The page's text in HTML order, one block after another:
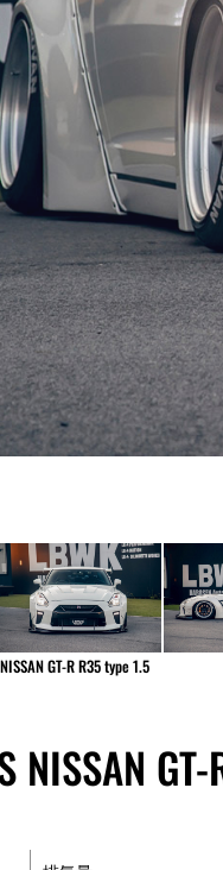
GT-R R35 type 1.5
NISSAN